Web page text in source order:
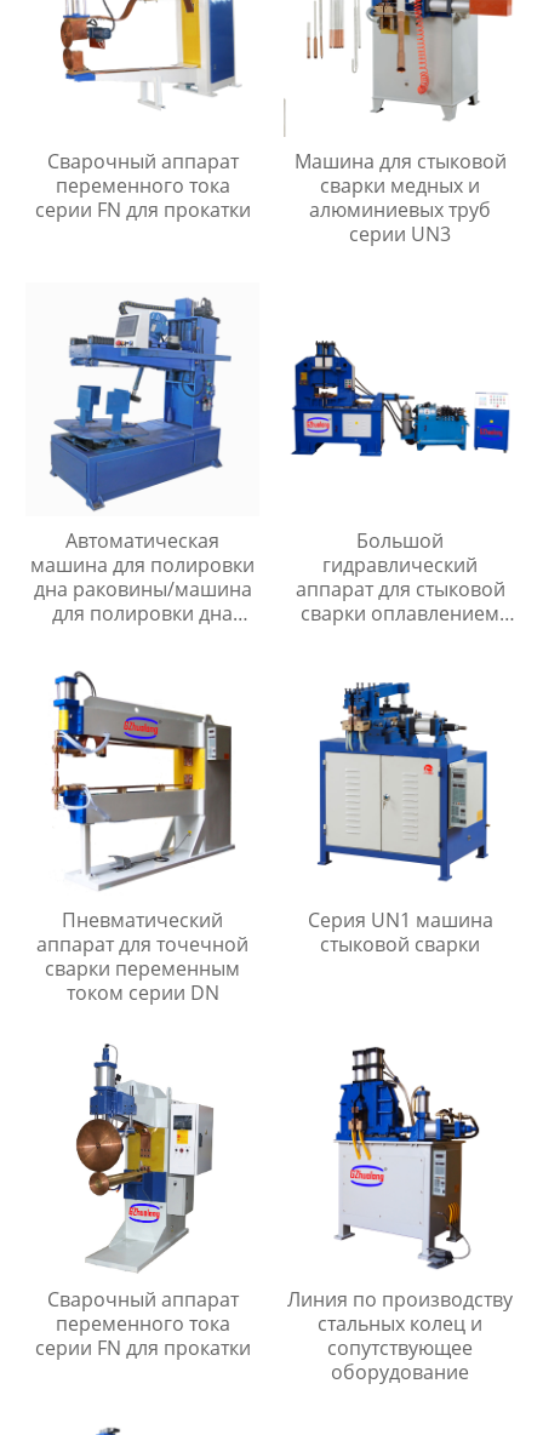
Сварочный аппарат
переменного тока
серии FN для прокатки
Машина для стыковой
сварки медных и
алюминиевых труб
серии UN3
Автоматическая
машина для полировки
дна раковины/машина
для полировки дна
Большой
гидравлический
аппарат для стыковой
сварки оплавлением
Пневматический
аппарат для точечной
сварки переменным
током серии DN
Серия UN1 машина
стыковой сварки
Сварочный аппарат
переменного тока
серии FN для прокатки
Линия по производству
стальных колец и
сопутствующее
оборудование